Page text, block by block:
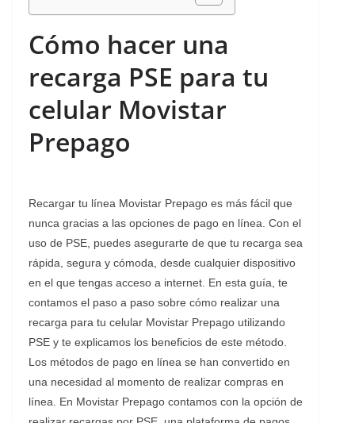
Cómo hacer una
recarga PSE para tu
celular Movistar
Prepago
Recargar tu línea Movistar Prepago es más fácil que
nunca gracias a las opciones de pago en línea. Con el
uso de PSE, puedes asegurarte de que tu recarga sea
rápida, segura y cómoda, desde cualquier dispositivo
en el que tengas acceso a internet. En esta guía, te
contamos el paso a paso sobre cómo realizar una
recarga para tu celular Movistar Prepago utilizando
PSE y te explicamos los beneficios de este método.
Los métodos de pago en línea se han convertido en
una necesidad al momento de realizar compras en
línea. En Movistar Prepago contamos con la opción de